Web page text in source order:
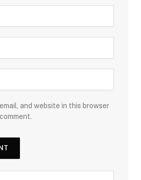
and website in this browser